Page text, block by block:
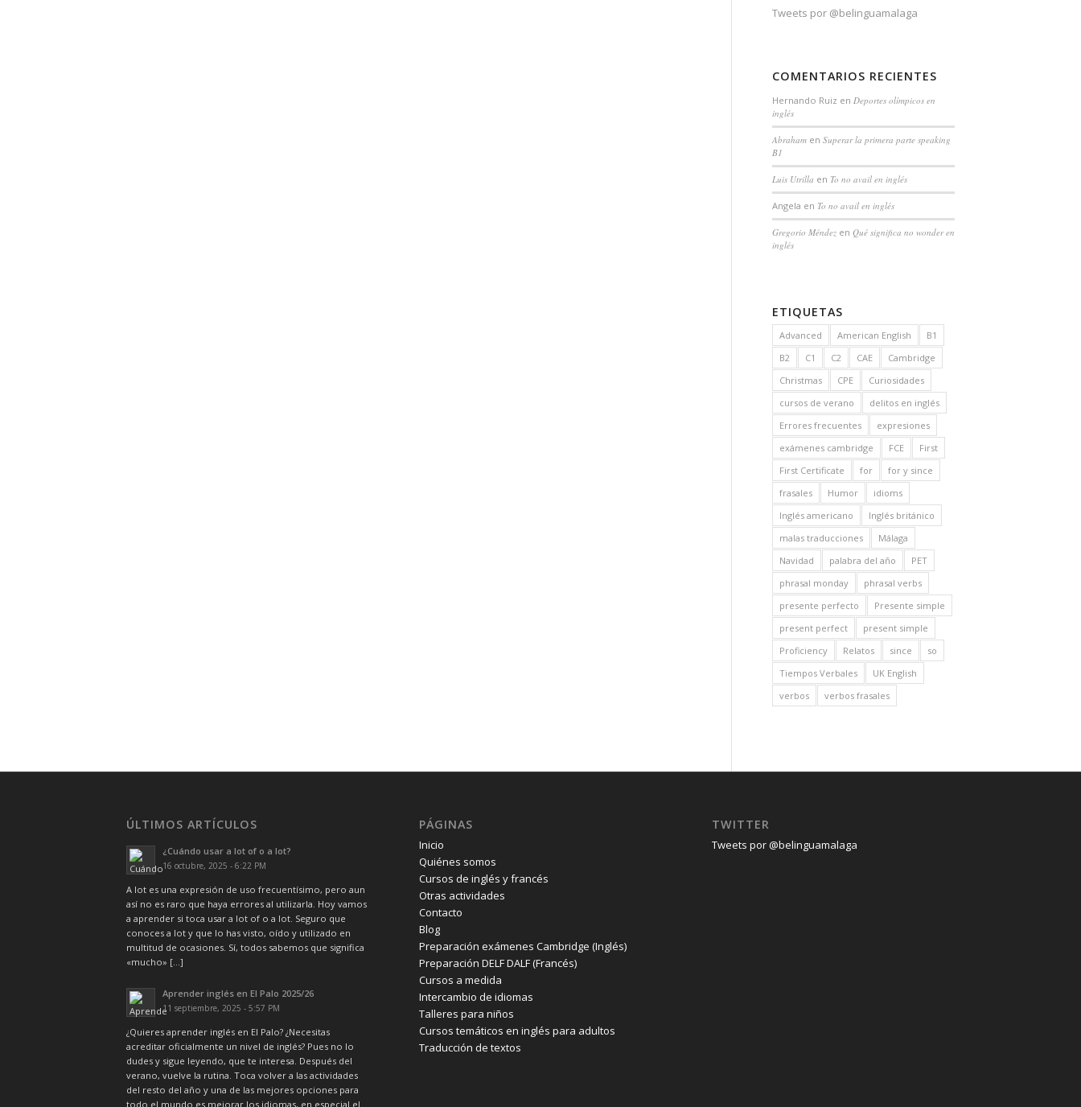
Tweets por @belinguamalaga
COMENTARIOS RECIENTES
Hernando Ruiz en Deportes olímpicos en
inglés
Abrahamen Superar la primera parte speaking
B1
Luis Utrilla en To no avail en inglés
Angela en To no avail en inglés
Gregorio Méndezen Qué significa no wonder en
inglés
ETIQUETAS
Advanced American English
B1
B2
C1 C2 CAE
Cambridge
Christmas
CPE
Curiosidades
cursos de verano
delitos en inglés
Errores frecuentes
expresiones
exámenes cambridge
FCE
First
First Certificate
for
for y since
frasales
Humor
idioms
Inglés americano
Inglés británico
malas traducciones
Málaga
Navidad
palabra del año
PET
phrasal monday
phrasal verbs
presente perfecto
Presente simple
present perfect
present simple
Proficiency
Relatos since
so
Tiempos Verbales
UK English
verbos
verbos frasales
ÚLTIMOS ARTÍCULOS
¿Cuándo usar a lot of o a lot?
16 octubre, 2025 - 6:22 PM
A lot es una expresión de uso frecuentísimo, pero aun
así no es raro que haya errores al utilizarla. Hoy vamos
a aprender si toca usar a lot of o a lot. Seguro que
conoces a lot y que lo has visto, oído y utilizado en
multitud de ocasiones. Sí, todos sabemos que significa
«mucho» […]
Aprender inglés en El Palo 2025/26
11 septiembre, 2025 - 5:57 PM
¿Quieres aprender inglés en El Palo? ¿Necesitas
acreditar oficialmente un nivel de inglés? Pues no lo
dudes y sigue leyendo, que te interesa. Después del
verano, vuelve la rutina. Toca volver a las actividades
del resto del año y una de las mejores opciones para
todo el mundo es mejorar los idiomas, en especial el
PÁGINAS
Inicio
Quiénes somos
Cursos de inglés y francés
Otras actividades
Contacto
Blog
Preparación exámenes Cambridge (Inglés)
Preparación DELF DALF (Francés)
Cursos a medida
Intercambio de idiomas
Talleres para niños
Cursos temáticos en inglés para adultos
Traducción de textos
TWITTER
Tweets por @belinguamalaga